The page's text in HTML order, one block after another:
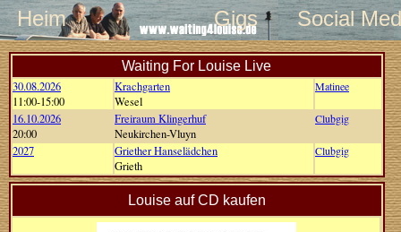
Heim Gigs Social
Waiting For Louise Live
30.08.2026
11:00-15:00
Krachgarten
Wesel
Matinee
16.10.2026
20:00
Freiraum Klingerhuf
Neukirchen-Vluyn
Clubgig
2027
Griether Hanselädchen
Grieth
Clubgig
Louise auf CD kaufen